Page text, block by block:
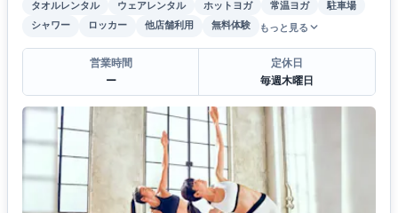
タオルレンタル ウェアレンタル ホットヨガ 常温ヨガ
駐車場
シャワー
ロッカー 他店舗利用 無料体験 もっと見る
営業時間
ー
定休日
毎週木曜日